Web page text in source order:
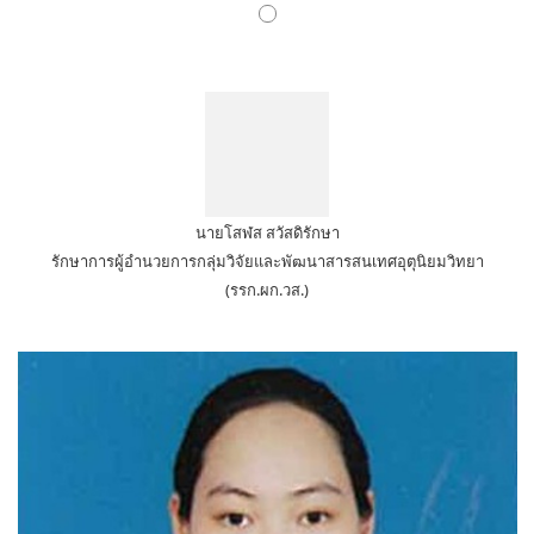
นายโสฬส สวัสดิรักษา
รักษาการผู้อำนวยการกลุ่มวิจัยและพัฒนาสารสนเทศอุตุนิยมวิทยา
(รรก.ผก.วส.)